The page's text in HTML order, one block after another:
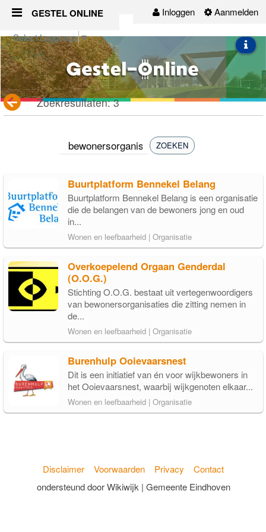
Naar content
Inloggen Aanmelden
GESTEL ONLINE
Gestel-Online
Organisaties
Activiteiten
Nieuws
Contact
Zoekresultaten: 3
ZOEKEN
Buurtplatform Bennekel Belang
Buurtplatform Bennekel Belang is een organisatie
die de belangen van de bewoners jong en oud
in...
Wonen en leefbaarheid | Organisatie
Overkoepelend Orgaan Genderdal
(O.O.G.)
Stichting O.O.G. bestaat uit vertegenwoordigers
van bewonersorganisaties die zitting nemen in
de...
Wonen en leefbaarheid | Organisatie
Burenhulp Ooievaarsnest
Dit is een initiatief van én voor wijkbewoners in
het Ooievaarsnest, waarbij wijkgenoten elkaar...
Wonen en leefbaarheid | Organisatie
Disclaimer Voorwaarden Privacy
Contact
ondersteund door Wikiwijk | Gemeente Eindhoven
Select Language▼